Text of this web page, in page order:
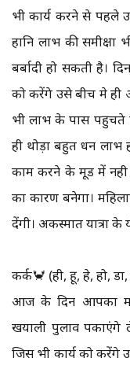
भी कार्य करने से पहले
हानि लाभ की
बर्बादी हो सकती है।
को करेंगे उसे बीच मे ही
भी लाभ के पास पहुचते
ही थोड़ा बहुत धन
काम करने के मूड में नही
का कारण बनेगा।
देंगी। अकस्मात यात्रा के
कर्क🦀 (ही, हू, हे, हो,
आज के दिन आपका
खयाली पुलाव
जिस भी कार्य को